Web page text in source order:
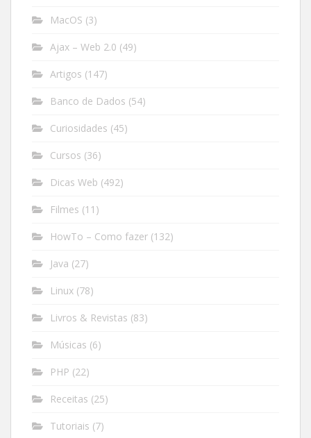
MacOS (3)
Ajax – Web 2.0 (49)
Artigos (147)
Banco de Dados (54)
Curiosidades (45)
Cursos (36)
Dicas Web (492)
Filmes (11)
HowTo – Como fazer (132)
Java (27)
Linux (78)
Livros & Revistas (83)
Músicas (6)
PHP (22)
Receitas (25)
Tutoriais (7)